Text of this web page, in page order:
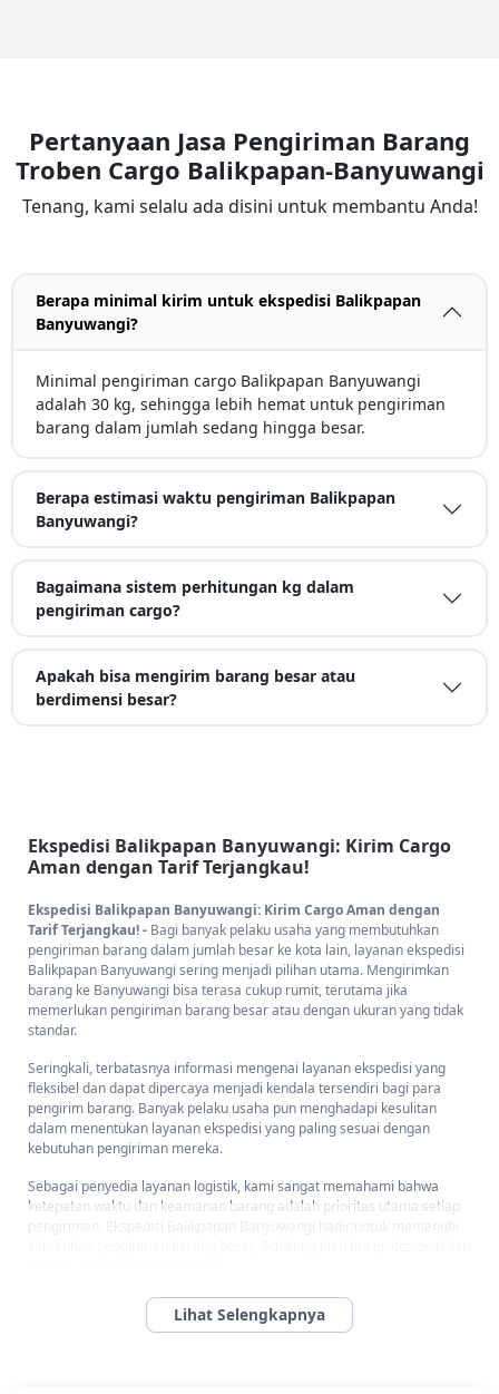
Pertanyaan Jasa Pengiriman Barang
Troben Cargo Balikpapan-Banyuwangi
Tenang, kami selalu ada disini untuk membantu Anda!
Berapa minimal kirim untuk ekspedisi Balikpapan
Banyuwangi?
Minimal pengiriman cargo Balikpapan Banyuwangi
adalah 30 kg, sehingga lebih hemat untuk pengiriman
barang dalam jumlah sedang hingga besar.
Berapa estimasi waktu pengiriman Balikpapan
Banyuwangi?
Bagaimana sistem perhitungan kg dalam
pengiriman cargo?
Apakah bisa mengirim barang besar atau
berdimensi besar?
Ekspedisi Balikpapan Banyuwangi: Kirim Cargo
Aman dengan Tarif Terjangkau!
Ekspedisi Balikpapan Banyuwangi: Kirim Cargo Aman dengan
Tarif Terjangkau! - Bagi banyak pelaku usaha yang membutuhkan
pengiriman barang dalam jumlah besar ke kota lain, layanan ekspedisi
Balikpapan Banyuwangi sering menjadi pilihan utama. Mengirimkan
barang ke Banyuwangi bisa terasa cukup rumit, terutama jika
memerlukan pengiriman barang besar atau dengan ukuran yang tidak
standar.
Seringkali, terbatasnya informasi mengenai layanan ekspedisi yang
fleksibel dan dapat dipercaya menjadi kendala tersendiri bagi para
pengirim barang. Banyak pelaku usaha pun menghadapi kesulitan
dalam menentukan layanan ekspedisi yang paling sesuai dengan
kebutuhan pengiriman mereka.
Sebagai penyedia layanan logistik, kami sangat memahami bahwa
ketepatan waktu dan keamanan barang adalah prioritas utama setiap
Kami berfokus pada layanan yang tidak hanya profesional tetapi juga
dengan harga bersaing, agar setiap pelanggan dapat mengoptimalkan